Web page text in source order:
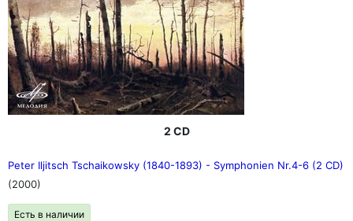
2 CD
Peter Iljitsch Tschaikowsky (1840-1893) - Symphonien Nr.4-6 (2 CD)
(2000)
Есть в наличии